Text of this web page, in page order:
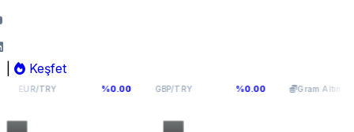
Keşfet
%0.00 GBP/TRY 64,2936 %0.00 Gram Altın 6.107,34